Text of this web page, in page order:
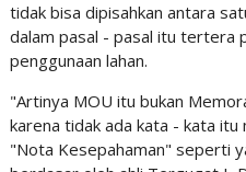
tidak bisa dipisahkan antara
dalam pasal - pasal itu tertera
penggunaan lahan.
"Artinya MOU itu bukan
karena tidak ada kata - kata
"Nota Kesepahaman" seperti